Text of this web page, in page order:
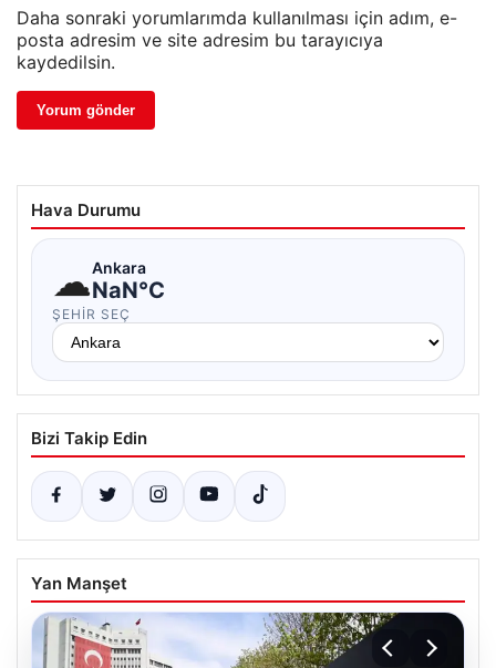
Daha sonraki yorumlarımda kullanılması için adım, e-
posta adresim ve site adresim bu tarayıcıya
kaydedilsin.
Hava Durumu
☁Ankara
NaN°C
ŞEHIR SEÇ
Bizi Takip Edin
Yan Manşet